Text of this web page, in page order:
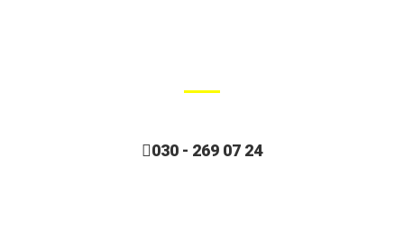
030 - 269 07 24